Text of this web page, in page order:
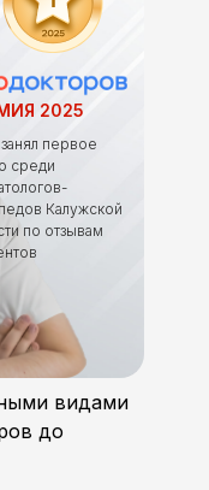
первое
среди
Калужской
по отзывам
2025
видами
до